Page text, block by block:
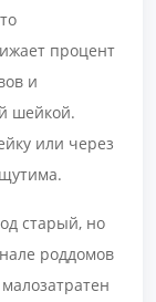
процент
и
шейкой.
или через
старый, но
роддомов